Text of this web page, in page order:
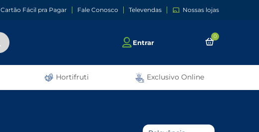
Cartão Fácil pra Pagar Fale Conosco Televendas Nossas lojas
Entrar
0
Hortifruti Exclusivo Online